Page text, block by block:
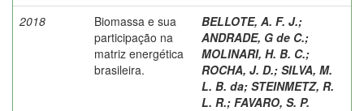
2018
Biomassa e sua
participação na
matriz energética
brasileira.
BELLOTE, A. F. J.;
ANDRADE, G de C.;
MOLINARI, H. B. C.;
ROCHA, J. D.; SILVA, M.
L. B. da; STEINMETZ, R.
L. R.; FAVARO, S. P.